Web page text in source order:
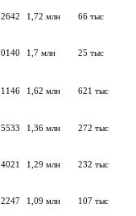
1,72 млн 66 тыс
1,7 млн 25 тыс
1,62 млн 621 тыс
1,36 млн 272 тыс
1,29 млн 232 тыс
1,09 млн 107 тыс